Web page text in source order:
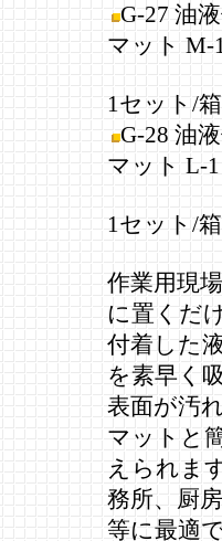
G-27 油
マット M-
1セット/
G-28 油
マット L-1
1セット/
作業用現
に置くだ
付着した
を素早く
表面が汚
マットと
えられま
務所、厨
等に最適